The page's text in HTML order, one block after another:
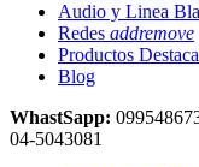
Audio y Linea
Redes addremove
Productos
Blog
WhastSapp:
04-5043081